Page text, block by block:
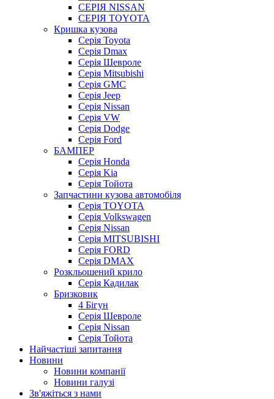
СЕРІЯ NISSAN
СЕРІЯ TOYOTA
Кришка кузова
Серія Toyota
Серія Dmax
Серія Шевроле
Серія Mitsubishi
Серія GMC
Серія Jeep
Серія Nissan
Серія VW
Серія Dodge
Серія Ford
БАМПЕР
Серія Honda
Серія Kia
Серія Тойота
Запчастини кузова автомобіля
Серія TOYOTA
Серія Volkswagen
Серія Nissan
Серія MITSUBISHI
Серія FORD
Серія DMAX
Розкльошений крило
Серія Кадилак
Бризковик
4 Бігун
Серія Шевроле
Серія Nissan
Серія Тойота
Найчастіші запитання
Новини
Новини компанії
Новини галузі
Зв'яжіться з нами